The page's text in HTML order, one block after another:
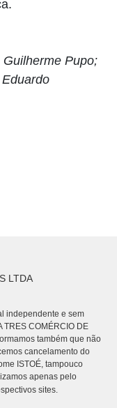
Pupo;
LTDA
independente e sem
COMÉRCIO DE
também que não
cancelamento do
ISTOÉ, tampouco
apenas pelo
sites.